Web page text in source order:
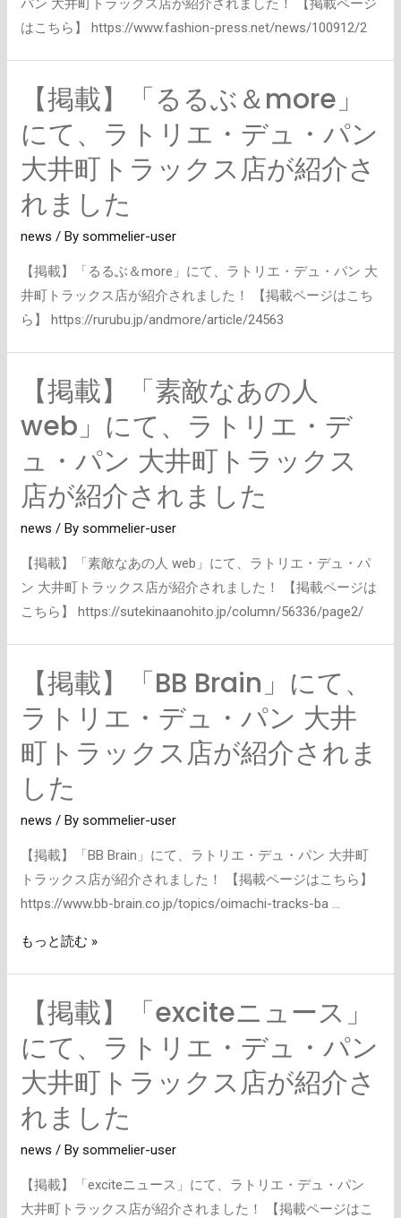
ク
紹
介
さ
れ
ま
し
た
パン 大井町トラックス店が紹介されました！ 【掲載ページ
はこちら】 https://www.fashion-press.net/news/100912/2
【掲載】「るるぶ＆more」
にて、ラトリエ・デュ・パン
大井町トラックス店が紹介さ
れました
news / Bysommelier-user
【掲載】「るるぶ＆more」にて、ラトリエ・デュ・パン 大
井町トラックス店が紹介されました！ 【掲載ページはこち
ら】 https://rurubu.jp/andmore/article/24563
【掲載】「素敵なあの人
web」にて、ラトリエ・デ
ュ・パン 大井町トラックス
店が紹介されました
news / Bysommelier-user
【掲載】「素敵なあの人 web」にて、ラトリエ・デュ・パ
ン 大井町トラックス店が紹介されました！ 【掲載ページは
こちら】 https://sutekinaanohito.jp/column/56336/page2/
【掲載】「BB Brain」にて、
ラトリエ・デュ・パン 大井
町トラックス店が紹介されま
した
news / Bysommelier-user
【掲載】「BB Brain」にて、ラトリエ・デュ・パン 大井町
トラックス店が紹介されました！ 【掲載ページはこちら】
https://www.bb-brain.co.jp/topics/oimachi-tracks-ba …
【掲
載】
「BB
Brain」
て、
ラ
ト
ュ・
井
町
ト
ラ
ッ
ク
ス
店
もっと読む »
【掲載】「exciteニュース」
にて、ラトリエ・デュ・パン
大井町トラックス店が紹介さ
れました
news / Bysommelier-user
【掲載】「exciteニュース」にて、ラトリエ・デュ・パン
大井町トラックス店が紹介されました！ 【掲載ページはこ
【掲
載】
「excite
ニ
ー
ス」
に
て、